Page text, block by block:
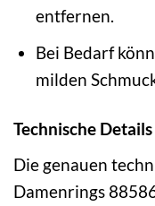
entfernen.
Bei Bedarf
milden
Technische Details
Die genauen
Damenrings